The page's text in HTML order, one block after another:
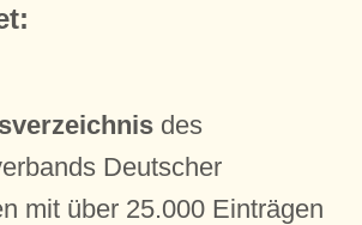
des
Deutscher
mit über 25.000 Einträgen